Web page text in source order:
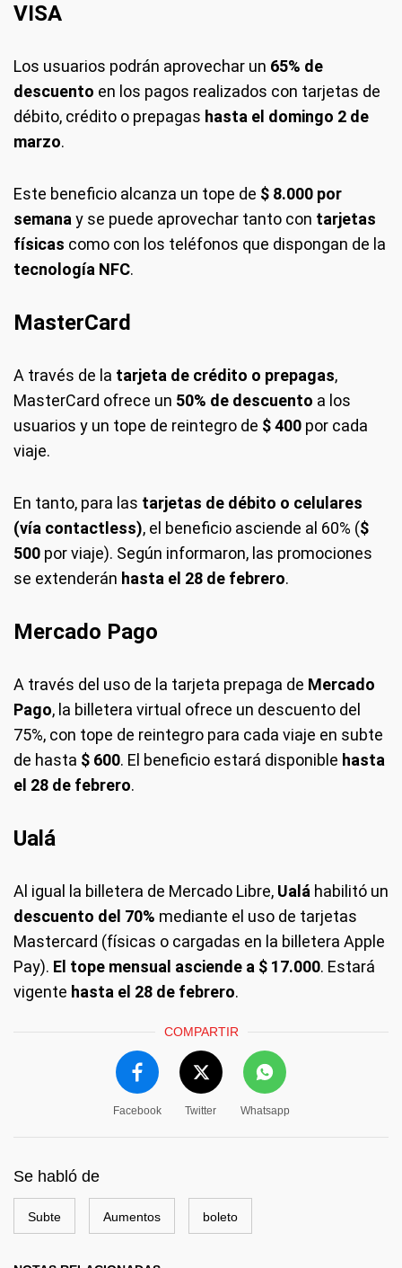
VISA
Los usuarios podrán aprovechar un 65% de
descuento en los pagos realizados con tarjetas de
débito, crédito o prepagas hasta el domingo 2 de
marzo.
Este beneficio alcanza un tope de $ 8.000 por
semana y se puede aprovechar tanto con tarjetas
físicas como con los teléfonos que dispongan de la
tecnología NFC.
MasterCard
A través de la tarjeta de crédito o prepagas,
MasterCard ofrece un 50% de descuento a los
usuarios y un tope de reintegro de $ 400 por cada
viaje.
En tanto, para las tarjetas de débito o celulares
(vía contactless), el beneficio asciende al 60% ($
500 por viaje). Según informaron, las promociones
se extenderán hasta el 28 de febrero.
Mercado Pago
A través del uso de la tarjeta prepaga de Mercado
Pago, la billetera virtual ofrece un descuento del
75%, con tope de reintegro para cada viaje en subte
de hasta $ 600. El beneficio estará disponible hasta
el 28 de febrero.
Ualá
Al igual la billetera de Mercado Libre, Ualá habilitó un
descuento del 70% mediante el uso de tarjetas
Mastercard (físicas o cargadas en la billetera Apple
Pay). El tope mensual asciende a $ 17.000. Estará
vigente hasta el 28 de febrero.
COMPARTIR
Facebook Twitter Whatsapp
Se habló de
Subte Aumentos boleto